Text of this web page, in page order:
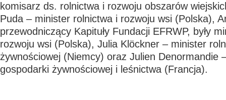
komisarz ds. rolnictwa i rozwoju obszarów
Puda – minister rolnictwa i rozwoju wsi (Polska),
przewodniczący Kapituły Fundacji EFRWP, były
rozwoju wsi (Polska), Julia Klöckner – minister
żywnościowej (Niemcy) oraz Julien Denormandie
gospodarki żywnościowej i leśnictwa (Francja).